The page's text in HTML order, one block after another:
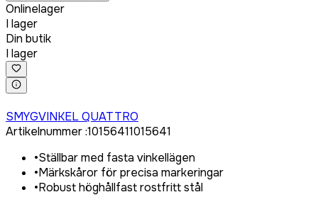
Onlinelager
I lager
Din butik
I lager
SMYGVINKEL QUATTRO
Artikelnummer:10156411015641
•Ställbar med fasta vinkellägen
•Märkskåror för precisa markeringar
•Robust höghållfast rostfritt stål